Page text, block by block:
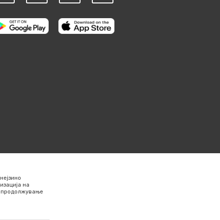
на
продолжување